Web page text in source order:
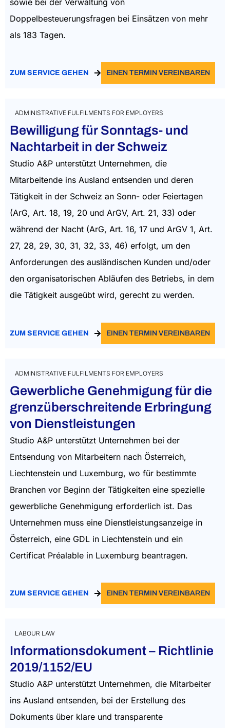
sowie bei der Verwaltung von
Doppelbesteuerungsfragen bei Einsätzen von mehr
als 183 Tagen.
ZUM SERVICE GEHEN EINEN TERMIN VEREINBAREN
ADMINISTRATIVE FULFILMENTS FOR EMPLOYERS
Bewilligung für Sonntags- und
Nachtarbeit in der Schweiz
Studio A&P unterstützt Unternehmen, die
Mitarbeitende ins Ausland entsenden und deren
Tätigkeit in der Schweiz an Sonn- oder Feiertagen
(ArG, Art. 18, 19, 20 und ArGV, Art. 21, 33) oder
während der Nacht (ArG, Art. 16, 17 und ArGV 1, Art.
27, 28, 29, 30, 31, 32, 33, 46) erfolgt, um den
Anforderungen des ausländischen Kunden und/oder
den organisatorischen Abläufen des Betriebs, in dem
die Tätigkeit ausgeübt wird, gerecht zu werden.
ZUM SERVICE GEHEN EINEN TERMIN VEREINBAREN
ADMINISTRATIVE FULFILMENTS FOR EMPLOYERS
Gewerbliche Genehmigung für die
grenzüberschreitende Erbringung
von Dienstleistungen
Studio A&P unterstützt Unternehmen bei der
Entsendung von Mitarbeitern nach Österreich,
Liechtenstein und Luxemburg, wo für bestimmte
Branchen vor Beginn der Tätigkeiten eine spezielle
gewerbliche Genehmigung erforderlich ist. Das
Unternehmen muss eine Dienstleistungsanzeige in
Österreich, eine GDL in Liechtenstein und ein
Certificat Préalable in Luxemburg beantragen.
ZUM SERVICE GEHEN EINEN TERMIN VEREINBAREN
LABOUR LAW
Informationsdokument – Richtlinie
2019/1152/EU
Studio A&P unterstützt Unternehmen, die Mitarbeiter
ins Ausland entsenden, bei der Erstellung des
Dokuments über klare und transparente